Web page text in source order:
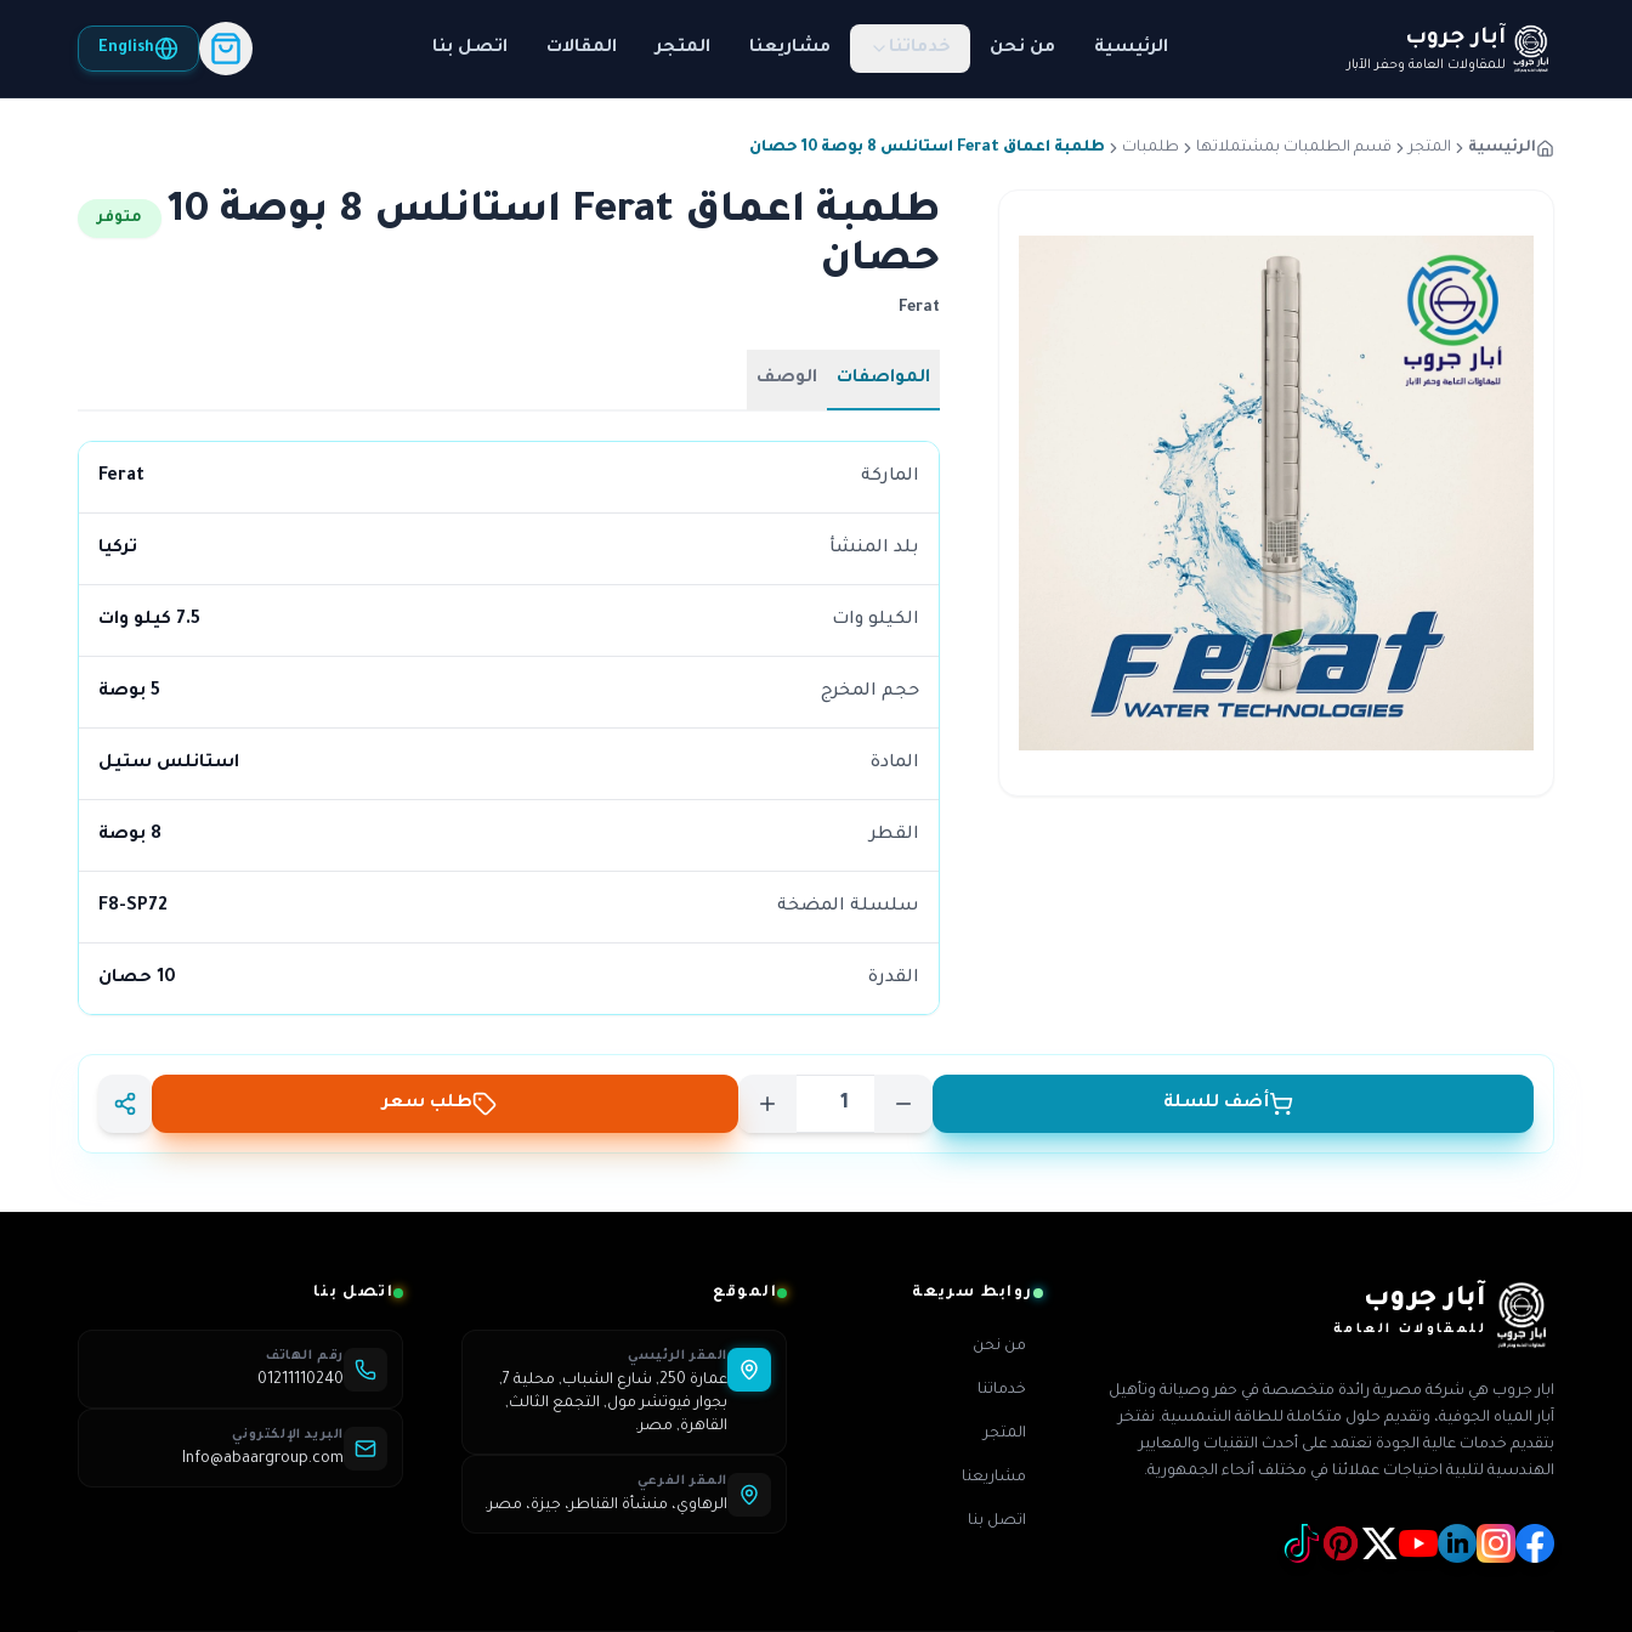
آبار جروب
للمقاولات العامة وحفر الآبار
الرئيسية من نحن خدماتنا مشاريعنا المتجر المقالات اتصل بنا English
الرئيسية المتجر قسم الطلمبات بمشتملاتها طلمبات طلمبة اعماق Ferat استانلس 8 بوصة 10 حصان
طلمبة اعماق Ferat استانلس 8 بوصة 10
حصان
متوفر
Ferat
المواصفات الوصف
الماركة Ferat
بلد المنشأ تركيا
الكيلو وات 7.5 كيلو وات
حجم المخرج 5 بوصة
المادة استانلس ستيل
القطر 8 بوصة
سلسلة المضخة F8-SP72
القدرة 10 حصان
طلب سعر أضف للسلة
آبار جروب
للمقاولات العامة
ابار جروب هي شركة مصرية رائدة متخصصة في حفر وصيانة وتأهيل
آبار المياه الجوفية، وتقديم حلول متكاملة للطاقة الشمسية. نفتخر
بتقديم خدمات عالية الجودة تعتمد على أحدث التقنيات والمعايير
الهندسية لتلبية احتياجات عملائنا في مختلف أنحاء الجمهورية.
روابط سريعة
من نحن
خدماتنا
المتجر
مشاريعنا
اتصل بنا
الموقع
المقر الرئيسي
عمارة 250, شارع الشباب, محلية 7,
بجوار فيوتشر مول, التجمع الثالث,
القاهرة, مصر.
المقر الفرعي
الرهاوي، منشأة القناطر، جيزة، مصر.
اتصل بنا
رقم الهاتف
01211110240
البريد الإلكتروني
Info@abaargroup.com